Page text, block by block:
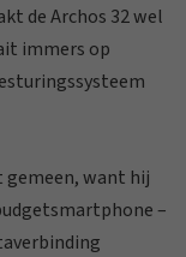
de Archos 32 wel
immers op
gemeen, want hij
–